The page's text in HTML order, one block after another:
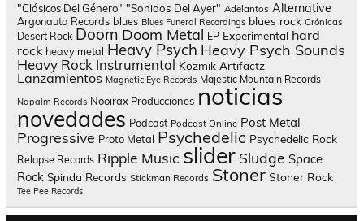
"Clásicos Del Género" "Sonidos Del Ayer" Adelantos Alternative
Argonauta Records blues Blues Funeral Recordings blues rock Crónicas
Desert Rock Doom Doom Metal EP Experimental hard
rock heavy metal Heavy Psych Heavy Psych Sounds
Heavy Rock Instrumental Kozmik Artifactz
Lanzamientos Magnetic Eye Records Majestic Mountain Records
Napalm Records Nooirax Producciones noticias
novedades Podcast Podcast Online Post Metal
Progressive Proto Metal Psychedelic Psychedelic Rock
Relapse Records Ripple Music slider Sludge Space
Rock Spinda Records Stickman Records Stoner Stoner Rock
Tee Pee Records